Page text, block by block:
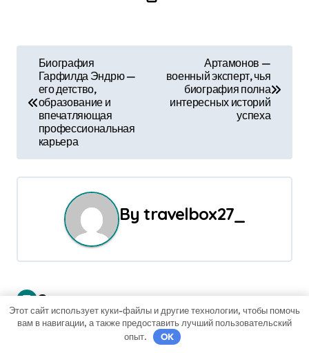
г
и
я
п
Биография
Гарфилда Эндрю —
его детство,
образование и
впечатляющая
профессиональная
карьера
Артамонов —
военный эксперт, чья
биография полна
интересных историй
успеха
Bytravelbox27_
Связанные записи
Этот сайт использует куки-файлы и другие технологии, чтобы помочь
вам в навигации, а также предоставить лучший пользовательский
опыт.
OK